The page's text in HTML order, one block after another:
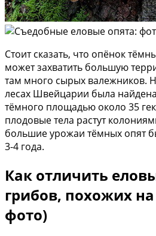
Стоит сказать, что опёнок
может захватить большую
там много сырых валежников.
лесах Швейцарии была
тёмного площадью около 35
плодовые тела растут
большие урожаи тёмных опят
3-4 года.
Как отличить
грибов, похожих
фото)